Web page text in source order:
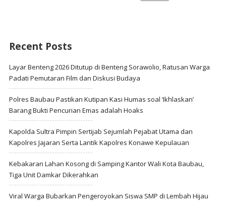
Recent Posts
Layar Benteng 2026 Ditutup di Benteng Sorawolio, Ratusan Warga
Padati Pemutaran Film dan Diskusi Budaya
Polres Baubau Pastikan Kutipan Kasi Humas soal ‘Ikhlaskan’
Barang Bukti Pencurian Emas adalah Hoaks
Kapolda Sultra Pimpin Sertijab Sejumlah Pejabat Utama dan
Kapolres Jajaran Serta Lantik Kapolres Konawe Kepulauan
Kebakaran Lahan Kosong di Samping Kantor Wali Kota Baubau,
Tiga Unit Damkar Dikerahkan
Viral Warga Bubarkan Pengeroyokan Siswa SMP di Lembah Hijau